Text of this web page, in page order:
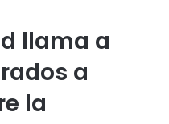
llama a
a
la